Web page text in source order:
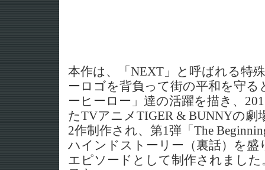
本作は、「NEXT」と呼ばれる特
ーロゴを背負って街の平和を守る
ーヒーロー」達の活躍を描き、
たTVアニメTIGER & BUNNYの劇
2作制作され、第1弾「The
ハインドストーリー（裏話）を
エピソードとして制作されました